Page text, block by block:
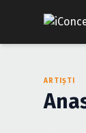
ARTIȘTI